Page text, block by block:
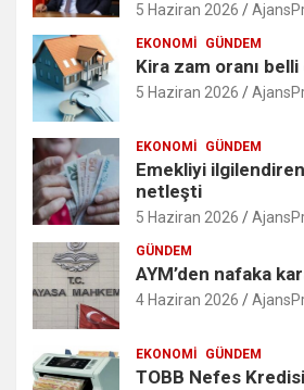
5 Haziran 2026
EKONOMI GÜNDEM
Kira zam oranı belli
5 Haziran 2026
EKONOMI GÜNDEM
Emekliyi
netleşti
5 Haziran 2026
GÜNDEM
AYM’den nafaka
4 Haziran 2026
EKONOMI GÜNDEM
TOBB Nefes